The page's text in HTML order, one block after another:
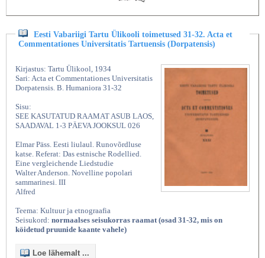
Eesti Vabariigi Tartu Ülikooli toimetused 31-32. Acta et
Commentationes Universitatis Tartuensis (Dorpatensis)
Kirjastus: Tartu Ülikool, 1934
Sari: Acta et Commentationes Universitatis
Dorpatensis. B. Humaniora 31-32
Sisu:
SEE KASUTATUD RAAMAT ASUB LAOS,
SAADAVAL 1-3 PÄEVA JOOKSUL 026
Elmar Päss. Eesti liulaul. Runovõrdluse
katse. Referat: Das estnische Rodellied.
Eine vergleichende Liedstudie
Walter Anderson. Novelline popolari
sammarinesi. III
Alfred
Teema: Kultuur ja etnograafia
Seisukord: normaalses seisukorras raamat (osad 31-32, mis on
köidetud pruunide kaante vahele)
Loe lähemalt ...